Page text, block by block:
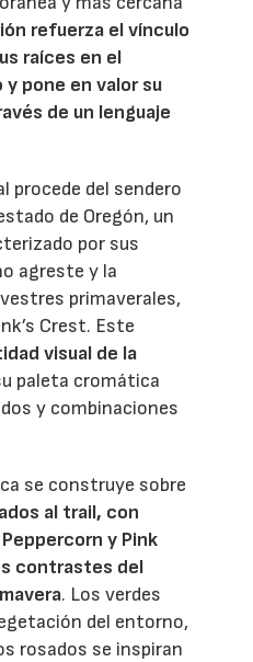
refuerza el vínculo
raíces en el
pone en valor su
de un lenguaje
procede del sendero
de Oregón, un
por sus
agreste y la
primaverales,
Crest. Este
visual de la
paleta cromática
y combinaciones
se construye sobre
al trail, con
y Pink
contrastes del
. Los verdes
del entorno,
rosados se inspiran